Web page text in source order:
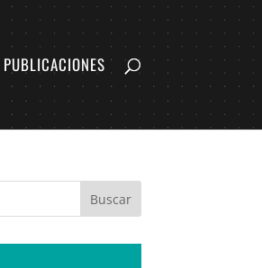
PUBLICACIONES